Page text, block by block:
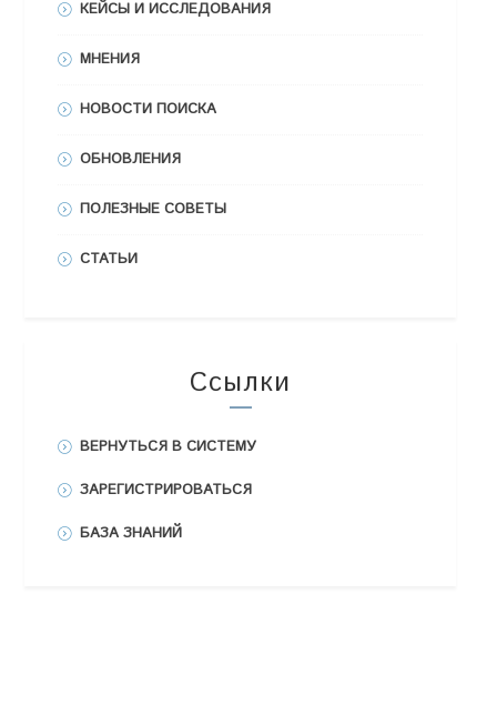
КЕЙСЫ И ИССЛЕДОВАНИЯ
МНЕНИЯ
НОВОСТИ ПОИСКА
ОБНОВЛЕНИЯ
ПОЛЕЗНЫЕ СОВЕТЫ
СТАТЬИ
Ссылки
ВЕРНУТЬСЯ В СИСТЕМУ
ЗАРЕГИСТРИРОВАТЬСЯ
БАЗА ЗНАНИЙ